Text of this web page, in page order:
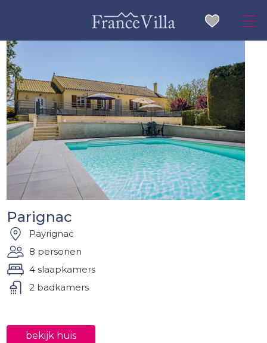
Parignac
Payrignac
8 personen
4 slaapkamers
2 badkamers
bekijk huis